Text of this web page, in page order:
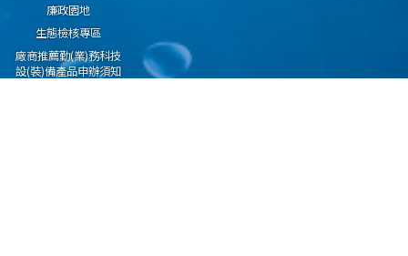
廉政園地
生態檢核專區
廠商推薦勤(業)務科技
設(裝)備產品申辦須知